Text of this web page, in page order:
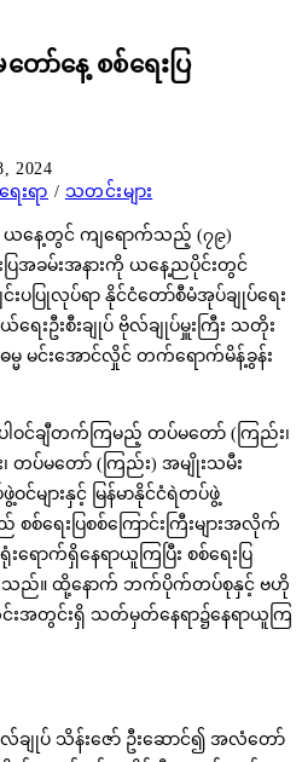
ော်နေ့ စစ်ရေးပြ
2024
ေးရာ / သတင်းများ
ယနေ့တွင် ကျရောက်သည့် (၇၉)
ပြအခမ်းအနားကို ယနေ့ညပိုင်းတွင်
းပပြုလုပ်ရာ နိုင်ငံတော်စီမံအုပ်ချုပ်ရေး
ေးဦးစီးချုပ် ဗိုလ်ချုပ်မှူးကြီး သတိုး
မင်းအောင်လှိုင် တက်ရောက်မိန့်ခွန်း
ပါဝင်ချီတက်ကြမည့် တပ်မတော် (ကြည်း၊
၊ တပ်မတော် (ကြည်း) အမျိုးသမီး
ဝင်များနှင့် မြန်မာနိုင်ငံရဲတပ်ဖွဲ့
စ်ရေးပြစစ်ကြောင်းကြီးများအလိုက်
ောက်ရှိနေရာယူကြပြီး စစ်ရေးပြ
သည်။ ထို့နောက် ဘက်ပိုက်တပ်စုနှင့် ဗဟို
းအတွင်းရှိ သတ်မှတ်နေရာ၌နေရာယူကြ
လ်ချုပ် သိန်းဇော် ဦးဆောင်၍ အလံတော်